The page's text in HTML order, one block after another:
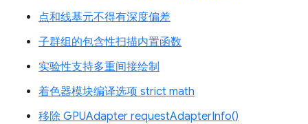
点和线基元不得有深度偏差
子群组的包含性扫描内置函数
实验性支持多重间接绘制
着色器模块编译选项 strict math
移除 GPUAdapter requestAdapterInfo()